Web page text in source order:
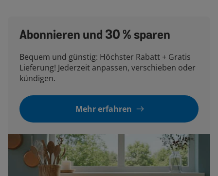
Abonnieren und 30 % sparen
Bequem und günstig: Höchster Rabatt + Gratis
Lieferung! Jederzeit anpassen, verschieben oder
kündigen.
Mehr erfahren